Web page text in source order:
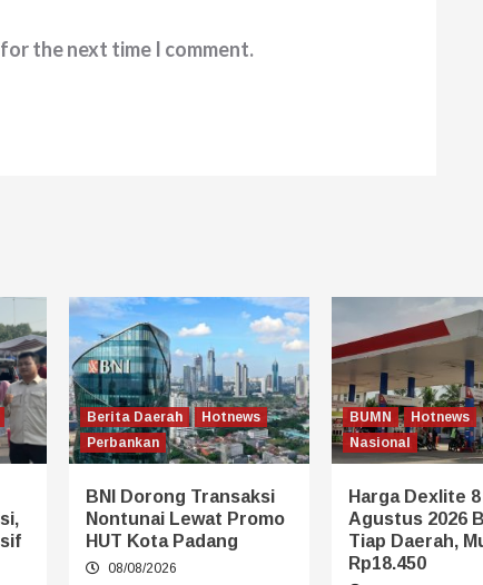
the next time I comment.
Berita Daerah
Hotnews
Perbankan
BNI Dorong Transaksi
Nontunai Lewat Promo
HUT Kota Padang
08/08/2026
BUMN
Hotnews
Nasional
Harga Dexlite 8
Agustus 2026
Tiap Daerah,
Rp18.450